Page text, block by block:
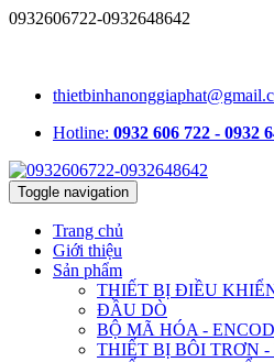
0932606722-0932648642
Hotline: 0932 606 722 - 0932
Toggle navigation
Trang chủ
Giới thiệu
Sản phẩm
THIẾT BỊ ĐIỀU
ĐẦU DÒ
BỘ MÃ HÓA -
THIẾT BỊ BÔI TRƠN